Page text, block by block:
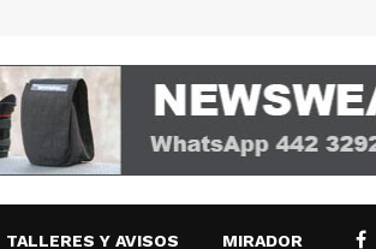
TALLERES Y AVISOS MIRADOR